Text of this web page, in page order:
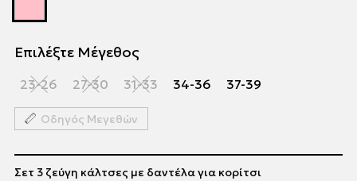
Επιλέξτε Μέγεθος
23-26 27-30 31-33 34-36 37-39
Οδηγός Μεγεθών
Σετ 3 ζεύγη κάλτσες με δαντέλα για κορίτσι